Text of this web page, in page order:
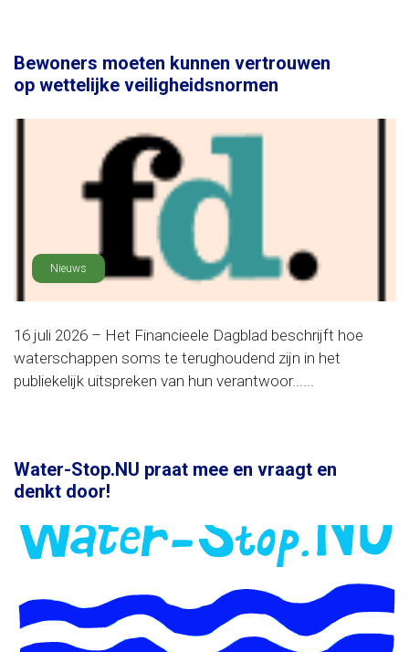
Bewoners moeten kunnen vertrouwen
op wettelijke veiligheidsnormen
Nieuws
16 juli 2026 – Het Financieele Dagblad beschrijft hoe
waterschappen soms te terughoudend zijn in het
publiekelijk uitspreken van hun verantwoor......
Water-Stop.NU praat mee en vraagt en
denkt door!